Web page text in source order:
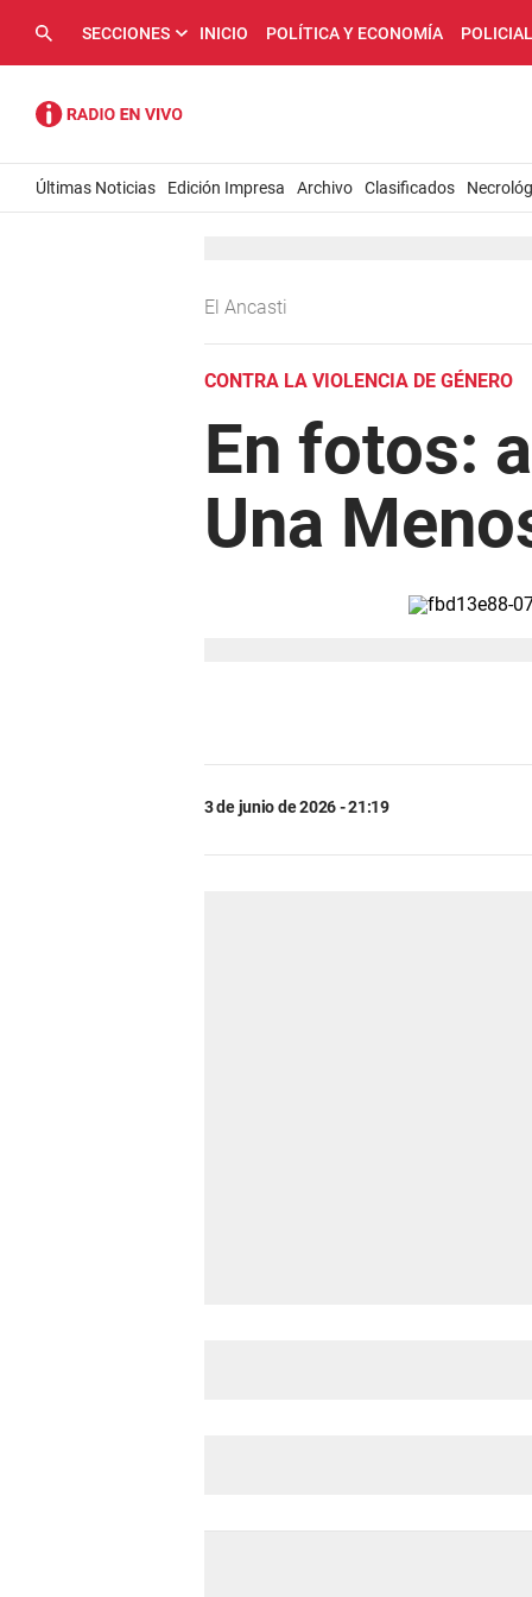
SECCIONES INICIO POLÍTICA Y ECONOMÍA
Últimas Noticias Edición Impresa Archivo Clasificados
El Ancasti
CONTRA LA VIOLENCIA DE GÉNERO
En fotos:
Una
3 de junio de 2026 - 21:19